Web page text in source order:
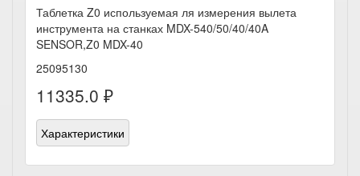
Таблетка Z0 используемая ля измерения вылета
инструмента на станках MDX-540/50/40/40A
SENSOR,Z0 MDX-40
25095130
11335.0 ₽
Характеристики